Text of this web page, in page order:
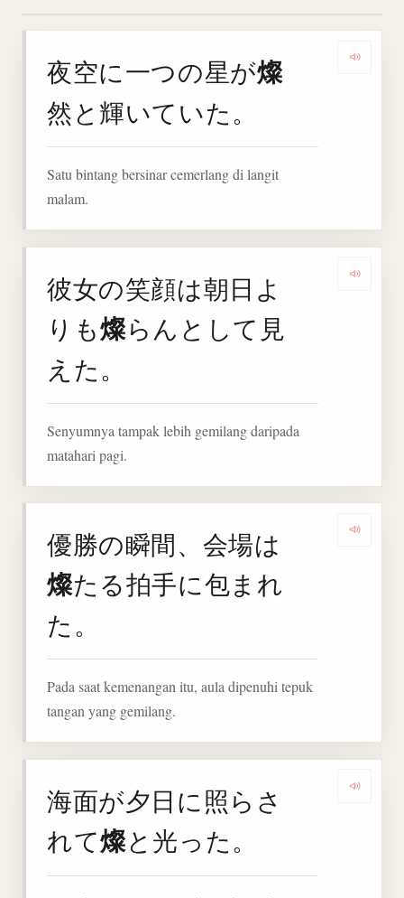
夜空に一つの星が燦
然と輝いていた。
Satu bintang bersinar cemerlang di langit
malam.
彼女の笑顔は朝日よ
りも燦らんとして見
えた。
Senyumnya tampak lebih gemilang daripada
matahari pagi.
優勝の瞬間、会場は
燦たる拍手に包まれ
た。
Pada saat kemenangan itu, aula dipenuhi tepuk
tangan yang gemilang.
海面が夕日に照らさ
れて燦と光った。